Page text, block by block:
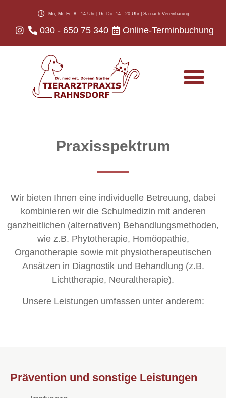
Mo, Mi, Fr: 8 - 14 Uhr | Di, Do: 14 - 20 Uhr | Sa nach Vereinbarung
030 - 650 75 340 Online-Terminbuchung
Praxisspektrum
Wir bieten Ihnen eine individuelle Betreuung, dabei
kombinieren wir die Schulmedizin mit anderen
ganzheitlichen (alternativen) Behandlungsmethoden,
wie z.B. Phytotherapie, Homöopathie,
Organotherapie sowie mit physiotherapeutischen
Ansätzen in Diagnostik und Behandlung (z.B.
Lichttherapie, Neuraltherapie).
Unsere Leistungen umfassen unter anderem:
Prävention und sonstige Leistungen